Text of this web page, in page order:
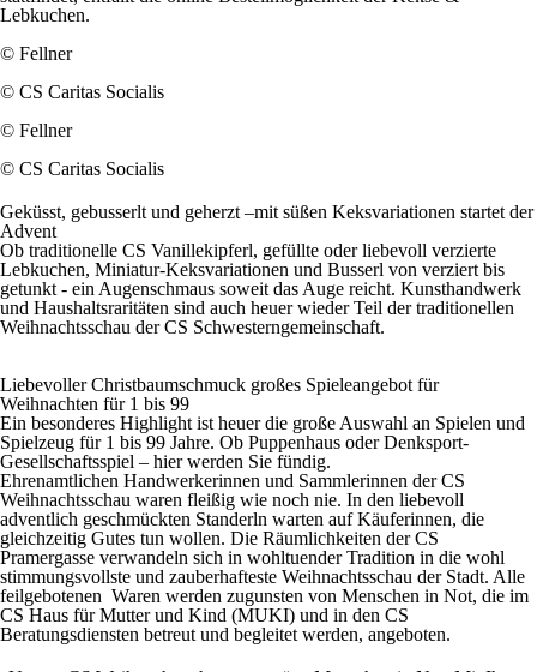
Lebkuchen.
© Fellner
© CS Caritas Socialis
© Fellner
© CS Caritas Socialis
Geküsst, gebusserlt und geherzt –mit süßen Keksvariationen startet der
Advent
Ob traditionelle CS Vanillekipferl, gefüllte oder liebevoll verzierte
Lebkuchen, Miniatur-Keksvariationen und Busserl von verziert bis
getunkt - ein Augenschmaus soweit das Auge reicht. Kunsthandwerk
und Haushaltsraritäten sind auch heuer wieder Teil der traditionellen
Weihnachtsschau der CS Schwesterngemeinschaft.
Liebevoller Christbaumschmuck großes Spieleangebot für
Weihnachten für 1 bis 99
Ein besonderes Highlight ist heuer die große Auswahl an Spielen und
Spielzeug für 1 bis 99 Jahre. Ob Puppenhaus oder Denksport-
Gesellschaftsspiel – hier werden Sie fündig.
Ehrenamtlichen Handwerkerinnen und Sammlerinnen der CS
Weihnachtsschau waren fleißig wie noch nie. In den liebevoll
adventlich geschmückten Standerln warten auf Käuferinnen, die
gleichzeitig Gutes tun wollen. Die Räumlichkeiten der CS
Pramergasse verwandeln sich in wohltuender Tradition in die wohl
stimmungsvollste und zauberhafteste Weihnachtsschau der Stadt. Alle
feilgebotenen Waren werden zugunsten von Menschen in Not, die im
CS Haus für Mutter und Kind (MUKI) und in den CS
Beratungsdiensten betreut und begleitet werden, angeboten.